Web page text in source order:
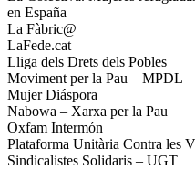
en España
La Fàbric@
LaFede.cat
Lliga dels Drets dels Pobles
Moviment per la Pau – MPDL
Mujer Diáspora
Nabowa – Xarxa per la Pau
Oxfam Intermón
Plataforma Unitària Contra les
Sindicalistes Solidaris – UGT